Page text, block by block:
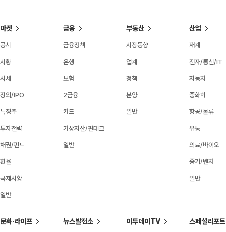
마켓
공시
시황
시세
장외/IPO
특징주
투자전략
채권/펀드
환율
국제시황
일반
금융
금융정책
은행
보험
2금융
카드
가상자산/핀테크
일반
부동산
시장동향
업계
정책
분양
일반
산업
재계
전자/통신/IT
자동차
중화학
항공/물류
유통
의료/바이오
중기/벤처
일반
문화·라이프 뉴스발전소 이투데이TV 스페셜리포트